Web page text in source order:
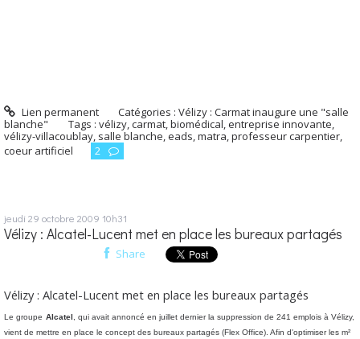
Lien permanent Catégories :Vélizy : Carmat inaugure une "salle
blanche"
Tags : vélizy,carmat,biomédical,entreprise innovante,
vélizy-villacoublay, salle blanche,eads,matra,professeur carpentier,
coeur artificiel
2
jeudi 29 octobre 2009 10h31
Vélizy : Alcatel-Lucent met en place les bureaux partagés
Share
Vélizy : Alcatel-Lucent met en place les bureaux partagés
Le groupe Alcatel , qui avait annoncé en juillet dernier la suppression de 241 emplois à Vélizy,
vient de mettre en place le concept des bureaux partagés (Flex Office). Afin d'optimiser les m²